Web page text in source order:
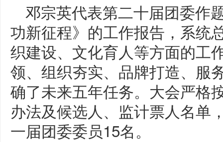
邓宗英代表第二十届团委作
功新征程》的工作报告，系统
织建设、文化育人等方面的工
领、组织夯实、品牌打造、服
确了未来五年任务。大会严格
办法及候选人、监计票人名单
一届团委委员15名。